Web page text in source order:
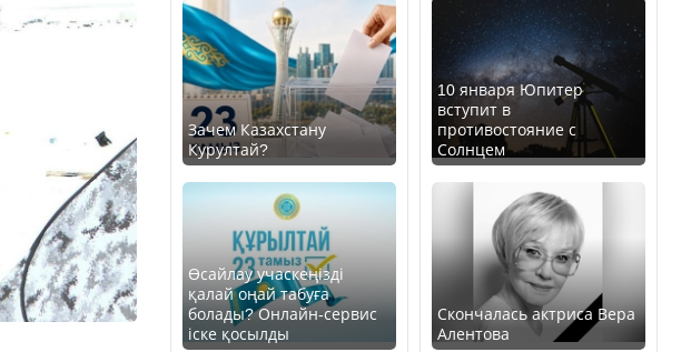
Зачем Казахстану
Курултай?
Өсайлау учаскеңізді
қалай оңай табуға
болады? Онлайн-сервис
іске қосылды
10 января Юпитер
вступит в
противостояние с
Солнцем
Скончалась актриса Вера
Алентова